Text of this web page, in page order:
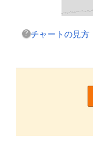
チャートの見方